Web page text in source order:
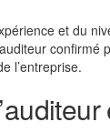
et du
confirmé
l’entreprise.